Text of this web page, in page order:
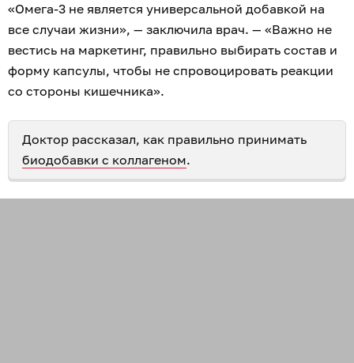
«Омега-3 не является универсальной добавкой на
все случаи жизни», — заключила врач. — «Важно не
вестись на маркетинг, правильно выбирать состав и
форму капсулы, чтобы не спровоцировать реакции
со стороны кишечника».
Доктор рассказал, как правильно принимать
биодобавки с коллагеном.